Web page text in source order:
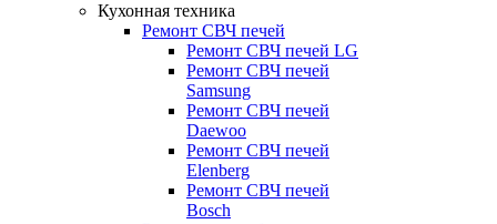
Кухонная техника
Ремонт СВЧ печей
Ремонт СВЧ печей LG
Ремонт СВЧ печей
Samsung
Ремонт СВЧ печей
Daewoo
Ремонт СВЧ печей
Elenberg
Ремонт СВЧ печей
Bosch